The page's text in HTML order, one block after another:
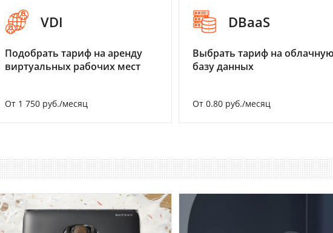
VDI
Подобрать тариф на аренду
виртуальных рабочих мест
От 1 750 руб./месяц
DBaaS
Выбрать тариф на
базу данных
От 0.80 руб./месяц